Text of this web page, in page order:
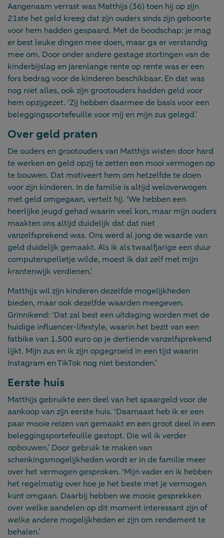
Aangenaam verrast was Matthijs (36) toen hij op zijn
21ste het geld kreeg dat zijn ouders sinds zijn geboorte
voor hem hadden gespaard. Met de boodschap: je mag
er best leuke dingen mee doen, maar ga er verstandig
mee om. Door onder andere gestage stortingen van de
kinderbijslag en jarenlange rente op rente was er een
fors bedrag voor de kinderen beschikbaar. En dat was
nog niet alles, ook zijn grootouders hadden geld voor
hem opzijgezet. ‘Zij hebben daarmee de basis voor een
beleggingsportefeuille voor mij en mijn zus gelegd.’
Over geld praten
De ouders en grootouders van Matthijs wisten door hard
te werken en geld opzij te zetten een mooi vermogen op
te bouwen. Dat motiveert hem om hetzelfde te doen
voor zijn kinderen. In de familie is altijd weloverwogen
met geld omgegaan, vertelt hij. ‘We hebben een
heerlijke jeugd gehad waarin veel kon, maar mijn ouders
maakten ons altijd duidelijk dat dat niet
vanzelfsprekend was. Ons werd al jong de waarde van
geld duidelijk gemaakt. Als ik als twaalfjarige een duur
computerspelletje wilde, moest ik dat zelf met mijn
krantenwijk verdienen.’
Matthijs wil zijn kinderen dezelfde mogelijkheden
bieden, maar ook dezelfde waarden meegeven.
Grinnikend: ‘Dat zal best een uitdaging worden met de
huidige influencer-lifestyle, waarin het bezit van een
fatbike van 1.500 euro op je dertiende vanzelfsprekend
lijkt. Mijn zus en ik zijn opgegroeid in een tijd waarin
Instagram en TikTok nog niet bestonden.’
Eerste huis
Matthijs gebruikte een deel van het spaargeld voor de
aankoop van zijn eerste huis. ‘Daarnaast heb ik er een
paar mooie reizen van gemaakt en een groot deel in een
beleggingsportefeuille gestopt. Die wil ik verder
opbouwen.’ Door gebruik te maken van
schenkingsmogelijkheden wordt er in de familie meer
over het vermogen gesproken. ‘Mijn vader en ik hebben
het regelmatig over hoe je het beste met je vermogen
kunt omgaan. Daarbij hebben we mooie gesprekken
over welke aandelen op dit moment interessant zijn of
welke andere mogelijkheden er zijn om rendement te
behalen.’